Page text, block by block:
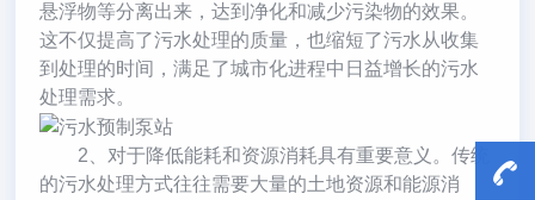
悬浮物等分离出来，达到净化和减少污染物的效果。
这不仅提高了污水处理的质量，也缩短了污水从收集
到处理的时间，满足了城市化进程中日益增长的污水
处理需求。
2、对于降低能耗和资源消耗具有重要意义。传统
的污水处理方式往往需要大量的土地资源和能源消